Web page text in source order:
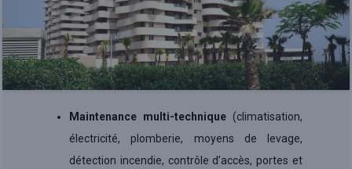
Maintenance multi-technique (climatisation,
électricité, plomberie, moyens de levage,
détection incendie, contrôle d’accès, portes et